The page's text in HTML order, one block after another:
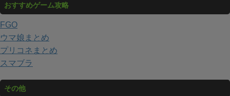
おすすめゲーム攻略
FGO
ウマ娘まとめ
プリコネまとめ
スマブラ
その他